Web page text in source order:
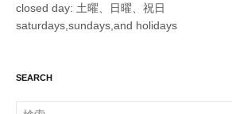
closed day: 土曜、日曜、祝日
saturdays,sundays,and holidays
SEARCH
検